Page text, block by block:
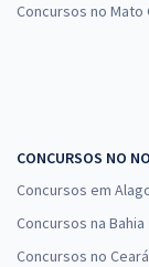
Concursos no Mato
CONCURSOS NO
Concursos em
Concursos na Bahia
Concursos no Ceará